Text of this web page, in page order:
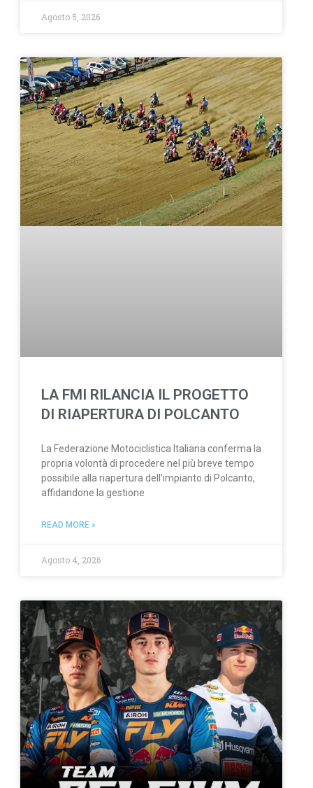
Agosto 5, 2026
LA FMI RILANCIA IL PROGETTO
DI RIAPERTURA DI POLCANTO
La Federazione Motociclistica Italiana conferma la
propria volontà di procedere nel più breve tempo
possibile alla riapertura dell’impianto di Polcanto,
affidandone la gestione
READ MORE »
Agosto 4, 2026